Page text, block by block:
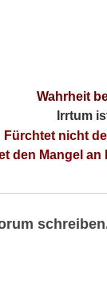
Wahrheit
Irrtum
Fürchtet nicht
den Mangel an